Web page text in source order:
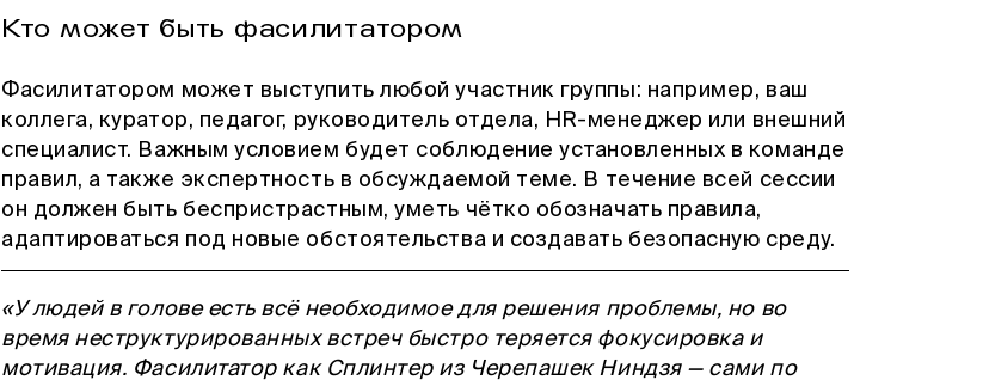
Кто может быть фасилитатором
Фасилитатором может выступить любой участник группы: например, ваш
коллега, куратор, педагог, руководитель отдела, HR-менеджер или внешний
специалист. Важным условием будет соблюдение установленных в команде
правил, а также экспертность в обсуждаемой теме. В течение всей сессии
он должен быть беспристрастным, уметь чётко обозначать правила,
адаптироваться под новые обстоятельства и создавать безопасную среду.
«У людей в голове есть всё необходимое для решения проблемы, но во
время неструктурированных встреч быстро теряется фокусировка и
мотивация. Фасилитатор как Сплинтер из Черепашек Ниндзя — сами по